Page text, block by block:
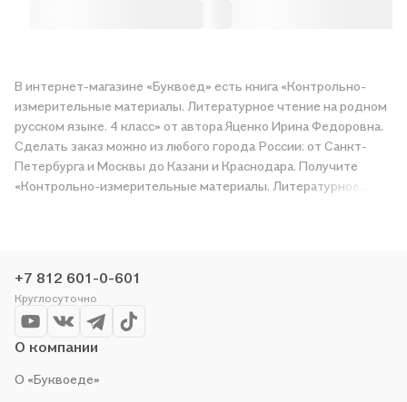
В интернет-магазине «Буквоед» есть книга «Контрольно-
измерительные материалы. Литературное чтение на родном
русском языке. 4 класс» от автора Яценко Ирина Федоровна.
Сделать заказ можно из любого города России: от Санкт-
Петербурга и Москвы до Казани и Краснодара. Получите
«Контрольно-измерительные материалы. Литературное
проводим акции. Оставайтесь с нами, чтобы не упустить
выгоду!
+7 812 601-0-601
Круглосуточно
О компании
О «Буквоеде»